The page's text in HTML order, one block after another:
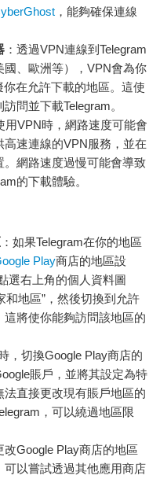
，能夠確保連線
：透過VPN連線到Telegram
、歐洲等），VPN會為你
在允許下載的地區。這使
問並下載Telegram。
用VPN時，網路速度可能會
速連線的VPN服務，並在
網路速度過慢可能會導致
的下載體驗。
：如果Telegram在你的地區
Play商店的地區設
選右上角的個人資料圖
和地區”，然後切換到允許
這將使你能夠訪問該地區的
，切換Google Play商店的
賬戶，並將其設定為特
直接更改現有賬戶地區的
，可以繞過地區限
改Google Play商店的地區
可以嘗試透過其他應用商店